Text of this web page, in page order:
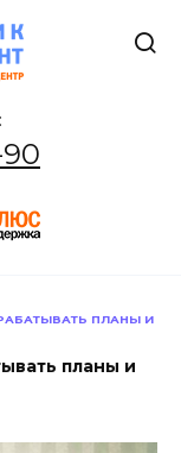
ПЛАНЫ И
планы и